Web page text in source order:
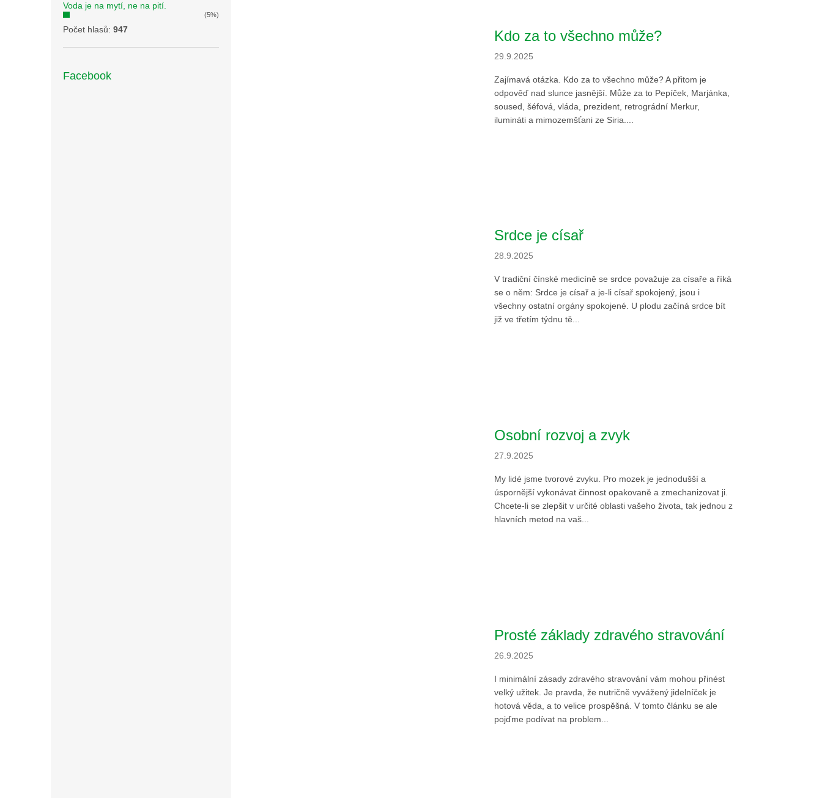
Voda je na mytí, ne na pití.
(5%)
Počet hlasů: 947
Facebook
Kdo za to všechno může?
29.9.2025
Zajímavá otázka. Kdo za to všechno může? A přitom je
odpověď nad slunce jasnější. Může za to Pepíček, Marjánka,
soused, šéfová, vláda, prezident, retrográdní Merkur,
ilumináti a mimozemšťani ze Siria....
Srdce je císař
28.9.2025
V tradiční čínské medicíně se srdce považuje za císaře a říká
se o něm: Srdce je císař a je-li císař spokojený, jsou i
všechny ostatní orgány spokojené. U plodu začíná srdce bít
již ve třetím týdnu tě...
Osobní rozvoj a zvyk
27.9.2025
My lidé jsme tvorové zvyku. Pro mozek je jednodušší a
úspornější vykonávat činnost opakovaně a zmechanizovat ji.
Chcete-li se zlepšit v určité oblasti vašeho života, tak jednou z
hlavních metod na vaš...
Prosté základy zdravého stravování
26.9.2025
I minimální zásady zdravého stravování vám mohou přinést
velký užitek. Je pravda, že nutričně vyvážený jidelníček je
hotová věda, a to velice prospěšná. V tomto článku se ale
pojďme podívat na problem...